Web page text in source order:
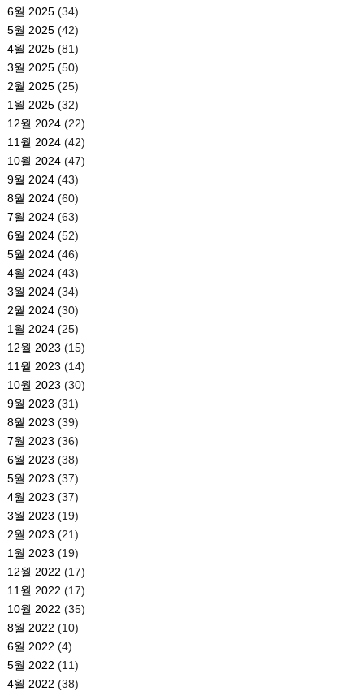
6월 2025(34)
5월 2025(42)
4월 2025(81)
3월 2025(50)
2월 2025(25)
1월 2025(32)
12월 2024(22)
11월 2024(42)
10월 2024(47)
9월 2024(43)
8월 2024(60)
7월 2024(63)
6월 2024(52)
5월 2024(46)
4월 2024(43)
3월 2024(34)
2월 2024(30)
1월 2024(25)
12월 2023 (15)
11월 2023 (14)
10월 2023 (30)
9월 2023 (31)
8월 2023 (39)
7월 2023 (36)
6월 2023 (38)
5월 2023 (37)
4월 2023 (37)
3월 2023 (19)
2월 2023 (21)
1월 2023 (19)
12월 2022 (17)
11월 2022 (17)
10월 2022 (35)
8월 2022 (10)
6월 2022 (4)
5월 2022 (11)
4월 2022 (38)